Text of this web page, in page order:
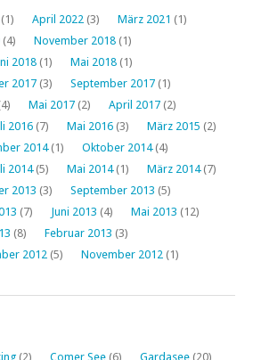
(1) April 2022 (3) März 2021 (1)
(4) November 2018 (1)
2018 (1) Mai 2018 (1)
2017 (3) September 2017 (1)
Mai 2017 (2) April 2017 (2)
2016 (7) Mai 2016 (3) März 2015 (2)
2014(1) Oktober 2014(4)
2014(5) Mai 2014(1) März 2014(7)
2013 (3) September 2013 (5)
(7) Juni 2013 (4) Mai 2013 (12)
(8) Februar 2013 (3)
2012 (5) November 2012 (1)
(2) Comer See (6) Gardasee (20)